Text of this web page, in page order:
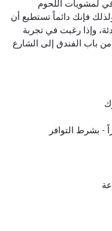
لمشويات اللحوم
فإنك دائماً تستطيع أن
وإذا رغبت في تجربة
من باب الفندق إلى الشارع
- بشرط التوافر